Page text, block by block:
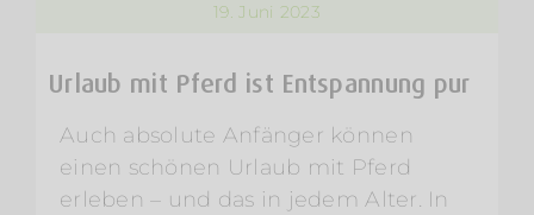
19. Juni 2023
Urlaub mit Pferd ist Entspannung pur
Auch absolute Anfänger können
einen schönen Urlaub mit Pferd
erleben – und das in jedem Alter. In